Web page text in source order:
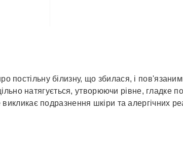
постільну білизну, що збилася, і
натягується, утворюючи рівне, гладке
подразнення шкіри та алергічних